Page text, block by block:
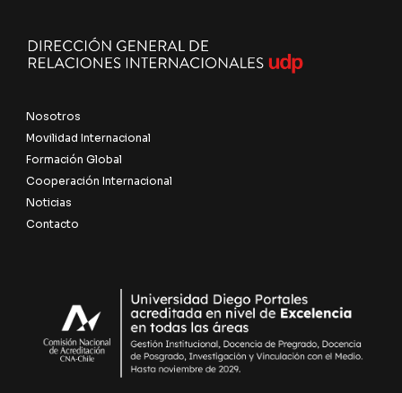
Nosotros
Movilidad Internacional
Formación Global
Cooperación Internacional
Noticias
Contacto